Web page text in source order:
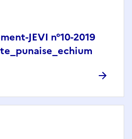
JEVI n°10-2019